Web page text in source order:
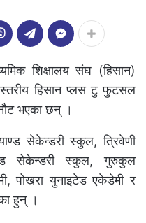
शिक्षालय संघ (हिसान)
हिसान प्लस टु फुटसल
भएका छन् ।
सेकेन्डरी स्कुल, त्रिवेणी
सेकेन्डरी स्कुल, गुरुकुल
पोखरा युनाइटेड एकेडेमी र
हुन् ।